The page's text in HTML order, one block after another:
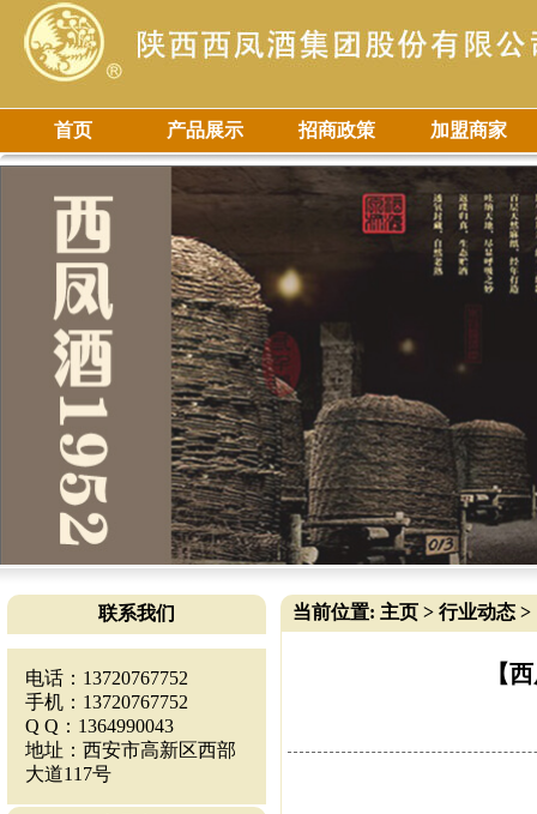
首页 产品展示 招商政策 加盟商家
联系我们
电话：13720767752
手机：13720767752
Q Q：1364990043
地址：西安市高新区西部
大道117号
当前位置: 主页 > 行业动态 >
【